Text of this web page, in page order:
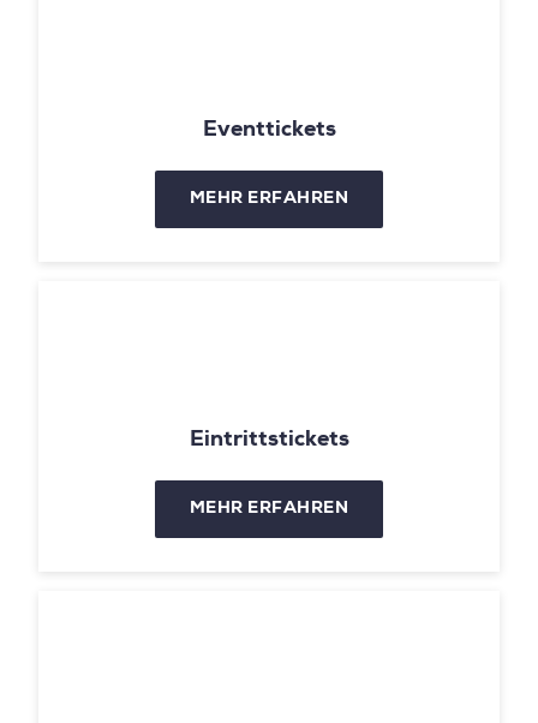
Eventtickets
MEHR ERFAHREN
Eintrittstickets
MEHR ERFAHREN